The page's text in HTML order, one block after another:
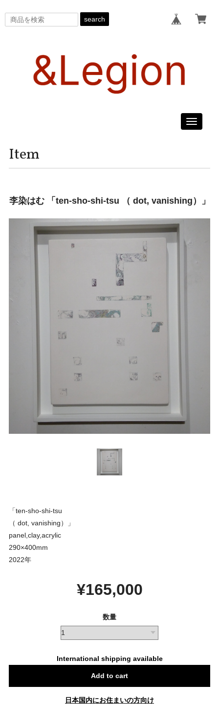
search
Toggle
Item
李染はむ 「ten-sho-shi-tsu （ dot, vanishing）」
「ten-sho-shi-tsu
（ dot, vanishing）」
panel,clay,acrylic
290×400mm
2022年
¥165,000
数量
International shipping available
Add to cart
日本国内にお住まいの方向け